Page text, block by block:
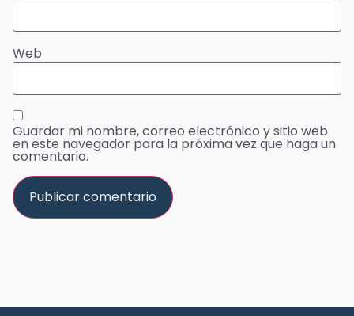
Web
Guardar mi nombre, correo electrónico y sitio web
en este navegador para la próxima vez que haga un
comentario.